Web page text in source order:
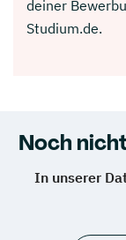
deiner
Studium.de.
Noch
In unserer